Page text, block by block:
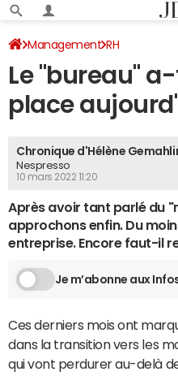
Management RH
Le "bureau"
place
Chronique d'Hélène
Nespresso
10 mars 2022 11:20
Après avoir tant parlé du
approchons enfin. Du
entreprise. Encore faut-il
Je m’abonne aux
Ces derniers mois ont
dans la transition vers les
qui vont perdurer au-delà